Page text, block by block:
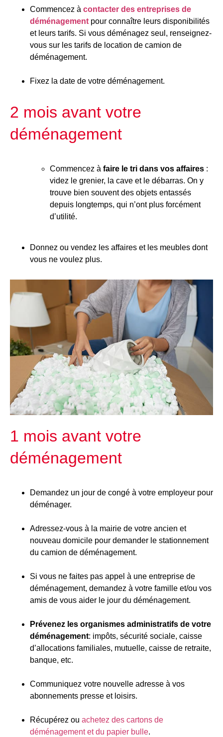
Commencez à contacter des entreprises de
déménagement pour connaître leurs disponibilités
et leurs tarifs. Si vous déménagez seul, renseignez-
vous sur les tarifs de location de camion de
déménagement.
Fixez la date de votre déménagement.
2 mois avant votre
déménagement
Commencez à faire le tri dans vos affaires :
videz le grenier, la cave et le débarras. On y
trouve bien souvent des objets entassés
depuis longtemps, qui n’ont plus forcément
d’utilité.
Donnez ou vendez les affaires et les meubles dont
vous ne voulez plus.
1 mois avant votre
déménagement
Demandez un jour de congé à votre employeur pour
déménager.
Adressez-vous à la mairie de votre ancien et
nouveau domicile pour demander le stationnement
du camion de déménagement.
Si vous ne faites pas appel à une entreprise de
déménagement, demandez à votre famille et/ou vos
amis de vous aider le jour du déménagement.
Prévenez les organismes administratifs de votre
déménagement: impôts, sécurité sociale, caisse
d’allocations familiales, mutuelle, caisse de retraite,
banque, etc.
Communiquez votre nouvelle adresse à vos
abonnements presse et loisirs.
Récupérez ou achetez des cartons de
déménagement et du papier bulle.